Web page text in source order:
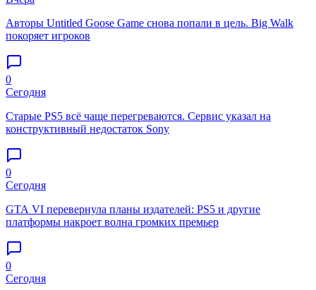
Авторы Untitled Goose Game снова попали в цель. Big Walk
покоряет игроков
0
Сегодня
Старые PS5 всё чаще перегреваются. Сервис указал на
конструктивный недостаток Sony
0
Сегодня
GTA VI перевернула планы издателей: PS5 и другие
платформы накроет волна громких премьер
0
Сегодня